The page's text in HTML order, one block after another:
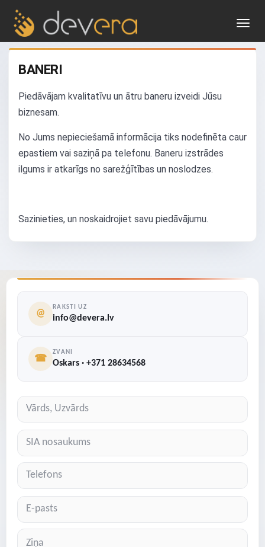
BANERI
Piedāvājam kvalitatīvu un ātru baneru izveidi Jūsu
biznesam.
No Jums nepieciešamā informācija tiks nodefinēta caur
epastiem vai saziņā pa telefonu. Baneru izstrādes
ilgums ir atkarīgs no sarežģītības un noslodzes.
Sazinieties, un noskaidrojiet savu piedāvājumu.
@
RAKSTI UZ
info@devera.lv
☎
ZVANI
Oskars · +371 28634568